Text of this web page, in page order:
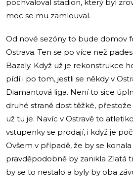
pochvaloval stadion, který byl
moc se mu zamlouval.
Od nové sezóny to bude domov
Ostrava. Ten se po více než
Bazaly. Když už je rekonstrukce
pídí i po tom, jestli se někdy v
Diamantová liga. Není to sice
druhé straně dost těžké,
už tu je. Navíc v Ostravě to
vstupenky se prodají, i když je
Ovšem v případě, že by se
pravděpodobně by zanikla Zlatá
by se to nestalo a byly by oba